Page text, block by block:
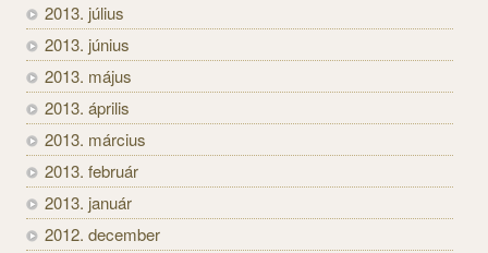
2013. július
2013. június
2013. május
2013. április
2013. március
2013. február
2013. január
2012. december